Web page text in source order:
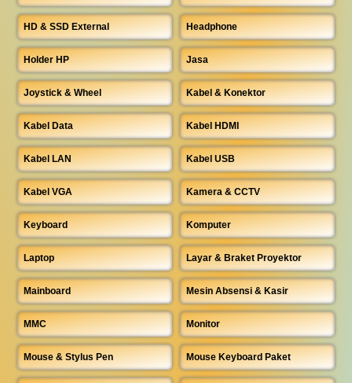
HD & SSD External Headphone
Holder HP Jasa
Joystick & Wheel Kabel & Konektor
Kabel Data Kabel HDMI
Kabel LAN Kabel USB
Kabel VGA Kamera & CCTV
Keyboard Komputer
Laptop Layar & Braket Proyektor
Mainboard Mesin Absensi & Kasir
MMC Monitor
Mouse & Stylus Pen Mouse Keyboard Paket